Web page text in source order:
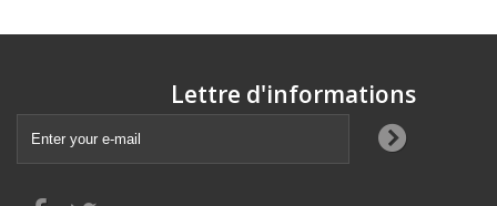
Lettre d'informations